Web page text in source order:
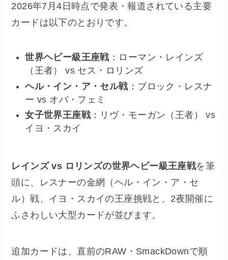
2026年7月4日時点で発表・報道されている主要
カードは以下のとおりです。
世界ヘビー級王座戦：ローマン・レインズ
（王者） vs セス・ロリンズ
ヘル・イン・ア・セル戦：ブロック・レスナ
ー vs オバ・フェミ
女子世界王座戦：リヴ・モーガン（王者） vs
イヨ・スカイ
レインズ vs ロリンズの世界ヘビー級王座戦を筆
頭に、レスナーの金網（ヘル・イン・ア・セ
ル）戦、イヨ・スカイの王座挑戦と、2夜開催に
ふさわしい大型カードが並びます。
追加カードは、直前のRAW・SmackDownで順